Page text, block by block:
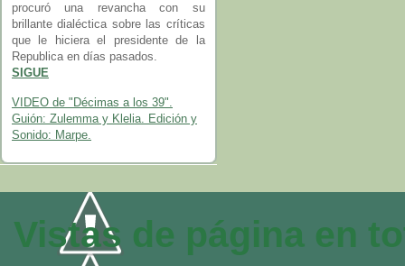
procuró una revancha con su
brillante dialéctica sobre las críticas
que le hiciera el presidente de la
Republica en días pasados.
SIGUE
VIDEO de "Décimas a los 39".
Guión: Zulemma y Klelia. Edición y
Sonido: Marpe.
Vistas de página en